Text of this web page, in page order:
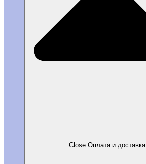
Close Оплата и доставка